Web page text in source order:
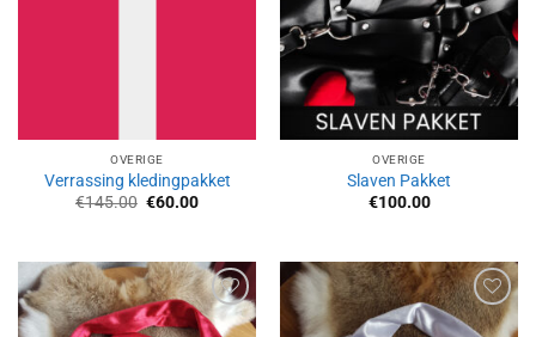
OVERIGE
Verrassing kledingpakket
€145.00 Oorspronkelijke
€60.00Huidige
OVERIGE
Slaven Pakket
€100.00
Aan
Aan